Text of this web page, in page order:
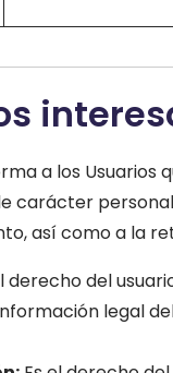
a los
carácter
así como a la
derecho del
legal